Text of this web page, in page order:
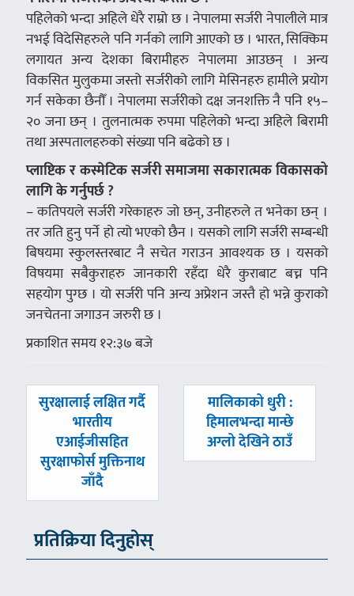
पहिलेको भन्दा अहिले धेरै राम्रो छ । नेपालमा सर्जरी नेपालीले मात्र
नभई विदेसिहरुले पनि गर्नको लागि आएको छ । भारत, सिक्किम
लगायत अन्य देशका बिरामीहरु नेपालमा आउछन् । अन्य
विकसित मुलुकमा जस्तो सर्जरीको लागि मेसिनहरु हामीले प्रयोग
गर्न सकेका छैनौँ । नेपालमा सर्जरीको दक्ष जनशक्ति नै पनि १५–
२० जना छन् । तुलनात्मक रुपमा पहिलेको भन्दा अहिले बिरामी
तथा अस्पतालहरुको संख्या पनि बढेको छ ।
प्लाष्टिक र कस्मेटिक सर्जरी समाजमा सकारात्मक विकासको
लागि के गर्नुपर्छ ?
– कतिपयले सर्जरी गरेकाहरु जो छन्, उनीहरुले त भनेका छन् ।
तर जति हुनु पर्ने हो त्यो भएको छैन । यसको लागि सर्जरी सम्बन्धी
बिषयमा स्कुलस्तरबाट नै सचेत गराउन आवश्यक छ । यसको
विषयमा सबैकुराहरु जानकारी रहँदा धेरै कुराबाट बच्न पनि
सहयोग पुग्छ । यो सर्जरी पनि अन्य अप्रेशन जस्तै हो भन्ने कुराको
जनचेतना जगाउन जरुरी छ ।
प्रकाशित समय १२:३७ बजे
पछिल्लाे
सुरक्षालाई लक्षित गर्दै
भारतीय
एआईजीसहित
सुरक्षाफोर्स मुक्तिनाथ
जाँदै
अघिल्लाे
-
मालिकाको धुरी :
हिमालभन्दा मान्छे
अग्लो देखिने ठाउँ
प्रतिक्रिया दिनुहोस्